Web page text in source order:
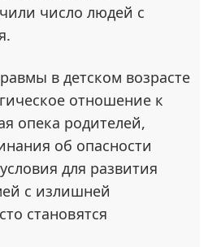
число людей с
в детском возрасте
отношение к
опека родителей,
об опасности
для развития
с излишней
становятся